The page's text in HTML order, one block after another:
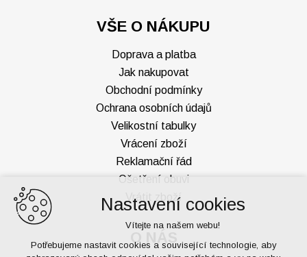
O NÁS
VŠE O NÁKUPU
Doprava a platba
Jak nakupovat
Obchodní podmínky
Ochrana osobních údajů
Velikostní tabulky
Vrácení zboží
Reklamační řád
Ošetření obuvi
Vrátit zboží
Nastavení cookies
Vítejte na našem webu!
Potřebujeme nastavit cookies a související technologie, aby